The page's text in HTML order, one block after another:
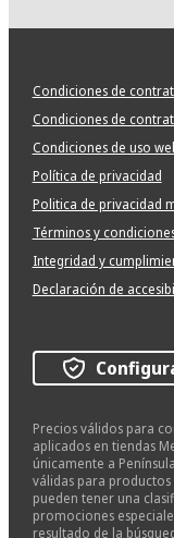
Condiciones de
Condiciones de
Condiciones de uso
Política de privacidad
Politica de privacidad
Términos y
Integridad y
Declaración de
Precios válidos para
aplicados en tiendas
únicamente a
válidas para
pueden tener una
promociones
resultado de la